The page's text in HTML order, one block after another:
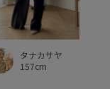
タナカサヤ
157cm